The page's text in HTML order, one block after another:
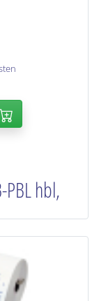
PBL hbl,